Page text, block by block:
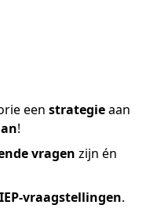
een strategieaan
!
vragen zijn én
vraagstellingen.